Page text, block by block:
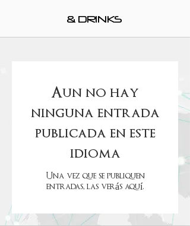
& DRINKS
Aún no hay
ninguna entrada
publicada en este
idioma
Una vez que se publiquen
entradas, las verás aquí.